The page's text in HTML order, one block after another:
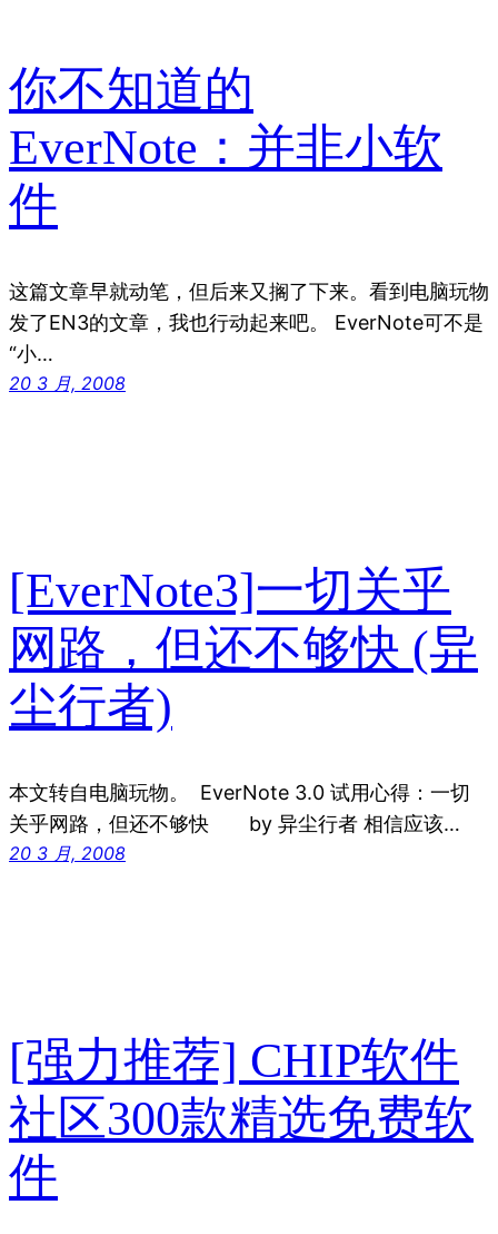
你不知道的
EverNote：并非小软
件
这篇文章早就动笔，但后来又搁了下来。看到电脑玩物
发了EN3的文章，我也行动起来吧。 EverNote可不是
“小…
20 3 月, 2008
[EverNote3]一切关乎
网路，但还不够快 (异
尘行者)
本文转自电脑玩物。 EverNote 3.0 试用心得：一切
关乎网路，但还不够快 by 异尘行者 相信应该…
20 3 月, 2008
[强力推荐] CHIP软件
社区300款精选免费软
件